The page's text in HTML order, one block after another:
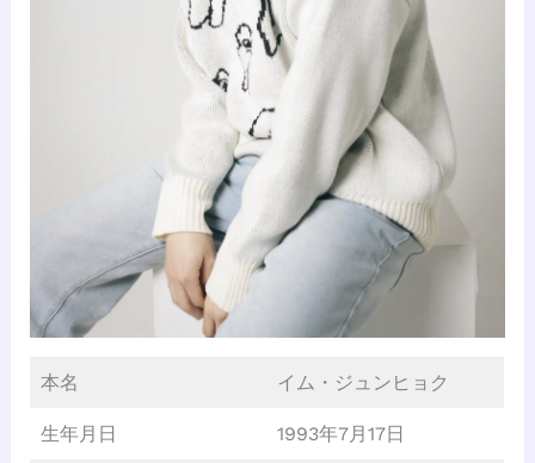
本名 イム・ジュンヒョク
生年月日 1993年7月17日